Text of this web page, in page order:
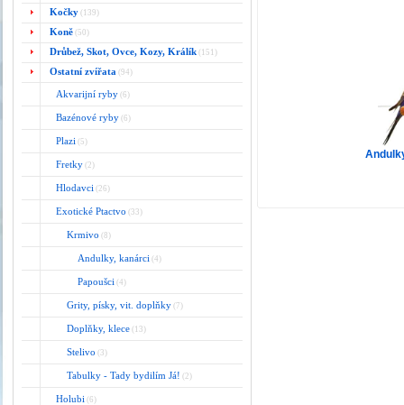
Kočky (139)
Koně (50)
Drůbež, Skot, Ovce, Kozy, Králík (151)
Ostatní zvířata (94)
Akvarijní ryby (6)
Bazénové ryby (6)
Plazi (5)
Fretky (2)
Hlodavci (26)
Exotické Ptactvo (33)
Krmivo (8)
Andulky, kanárci (4)
Papoušci (4)
Grity, písky, vit. doplňky (7)
Doplňky, klece (13)
Stelivo (3)
Tabulky - Tady bydilím Já! (2)
Holubi (6)